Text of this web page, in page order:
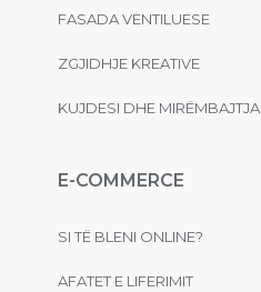
FASADA VENTILUESE
ZGJIDHJE KREATIVE
KUJDESI DHE MIRËMBAJTJA
E-COMMERCE
SI TË BLENI ONLINE?
AFATET E LIFERIMIT